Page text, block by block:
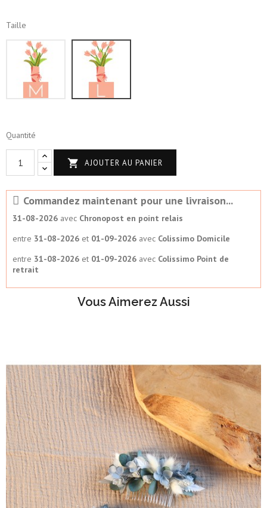
Taille
Quantité
 AJOUTER AU PANIER
Commandez maintenant pour une livraison...
31-08-2026 avec Chronopost en point relais
entre 31-08-2026 et 01-09-2026 avec Colissimo Domicile
entre 31-08-2026 et 01-09-2026 avec Colissimo Point de
retrait
Vous Aimerez Aussi